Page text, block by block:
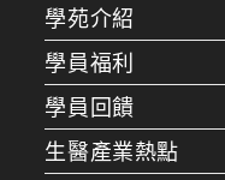
學苑介紹
學員福利
學員回饋
生醫產業熱點